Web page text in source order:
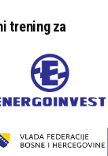
trening za